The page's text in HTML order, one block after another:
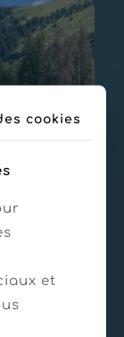
cookies
et